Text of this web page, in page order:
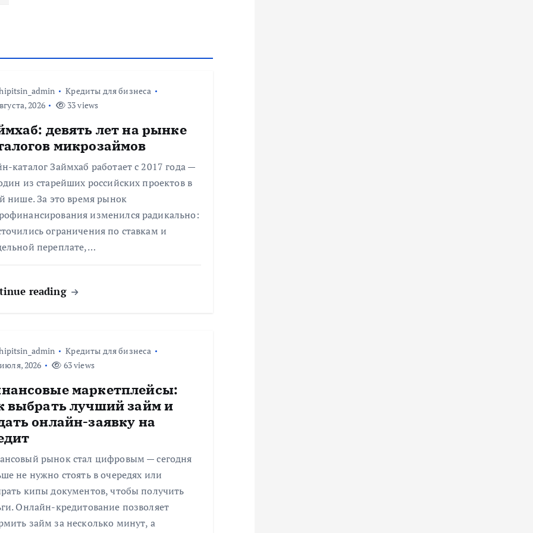
Кредиты для бизнеса
2026
33 views
девять лет на рынке
микрозаймов
каталог Займхаб работает с 2017 года —
из старейших российских проектов в
нише. За это время рынок
изменился радикально:
ограничения по ставкам и
переплате,…
reading
Кредиты для бизнеса
2026
63 views
маркетплейсы:
выбрать лучший займ и
онлайн-заявку на
рынок стал цифровым — сегодня
не нужно стоять в очередях или
кипы документов, чтобы получить
Онлайн-кредитование позволяет
займ за несколько минут, а